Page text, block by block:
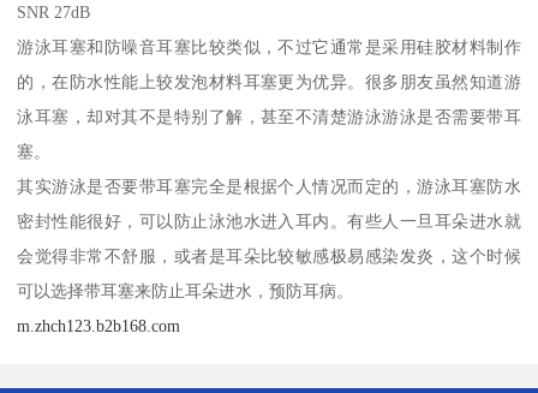
SNR 27dB
游泳耳塞和防噪音耳塞比较类似，不过它通常是采用硅胶材料制作
的，在防水性能上较发泡材料耳塞更为优异。很多朋友虽然知道游
泳耳塞，却对其不是特别了解，甚至不清楚游泳游泳是否需要带耳
塞。
其实游泳是否要带耳塞完全是根据个人情况而定的，游泳耳塞防水
密封性能很好，可以防止泳池水进入耳内。有些人一旦耳朵进水就
会觉得非常不舒服，或者是耳朵比较敏感极易感染发炎，这个时候
可以选择带耳塞来防止耳朵进水，预防耳病。
m.zhch123.b2b168.com